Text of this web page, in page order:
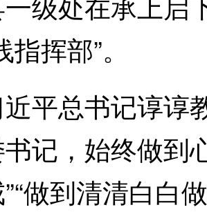
挥部”。
总书记谆谆教
记，始终做到
做到清清白白